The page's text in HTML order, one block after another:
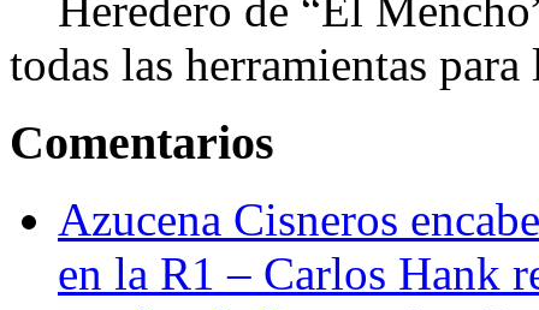
todas las herramientas
Comentarios
Azucena Cisneros
en la R1 – Carlos Hank